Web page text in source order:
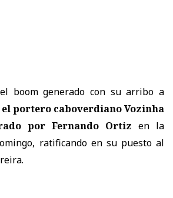
boom generado con su arribo a
el portero caboverdiano Vozinha
por Fernando Ortiz en la
ratificando en su puesto al